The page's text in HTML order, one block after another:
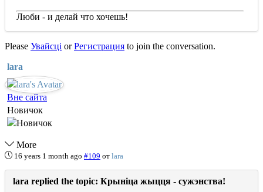
Люби - и делай что хочешь!
Please Увайсці orРегистрация to join the conversation.
lara
Вне сайта
Новичок
More
16 years 1 month ago #109 от lara
lara replied the topic: Крыніца жыцця - сужэнства!